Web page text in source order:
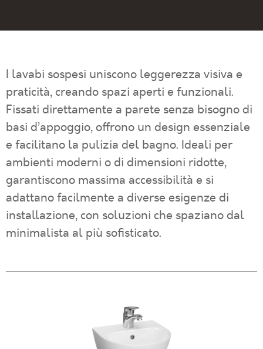
I lavabi sospesi uniscono leggerezza visiva e
praticità, creando spazi aperti e funzionali.
Fissati direttamente a parete senza bisogno di
basi d’appoggio, offrono un design essenziale
e facilitano la pulizia del bagno. Ideali per
ambienti moderni o di dimensioni ridotte,
garantiscono massima accessibilità e si
adattano facilmente a diverse esigenze di
installazione, con soluzioni che spaziano dal
minimalista al più sofisticato.